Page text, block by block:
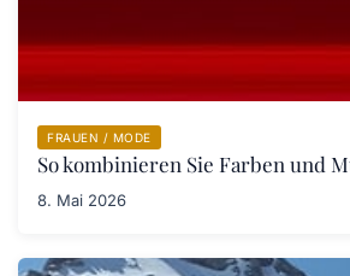
FRAUEN / MODE
So kombinieren Sie Farben und
8. Mai 2026